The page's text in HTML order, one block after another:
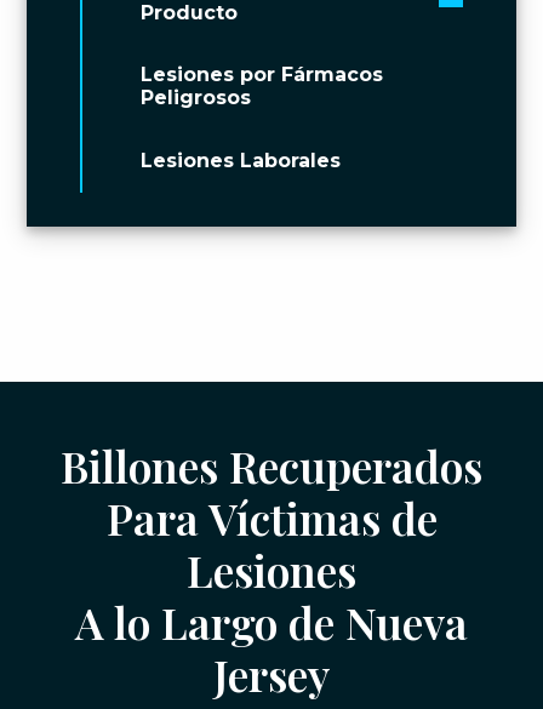
Producto
Toggle
Lesiones por Fármacos
Peligrosos
Lesiones Laborales
Billones Recuperados
Para Víctimas de
Lesiones
A lo Largo de Nueva
Jersey